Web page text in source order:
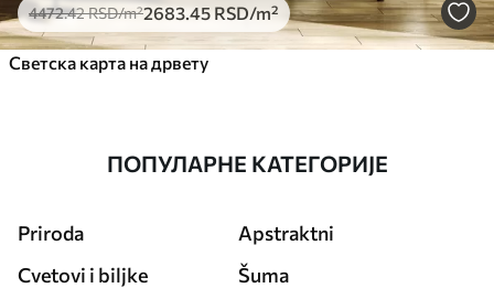
4472.42RSD/m²2683.45 RSD/m²
Светска карта на дрвету
ПОПУЛАРНЕ КАТЕГОРИЈЕ
Priroda
Apstraktni
Cvetovi i biljke
Šuma